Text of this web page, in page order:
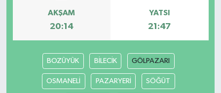
AKŞAM
20:14
YATSI
21:47
BOZÜYÜK BİLECİK GÖLPAZARI
OSMANELİ PAZARYERİ SÖĞÜT